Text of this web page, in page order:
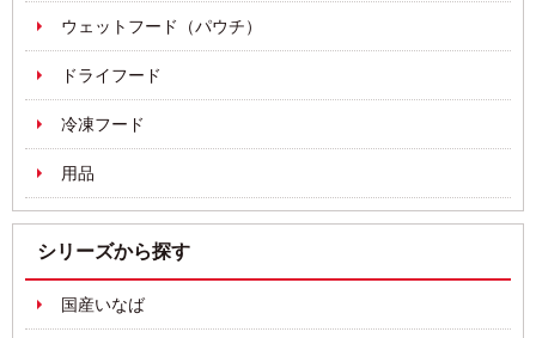
ウェットフード（パウチ）
ドライフード
冷凍フード
用品
シリーズから探す
国産いなば